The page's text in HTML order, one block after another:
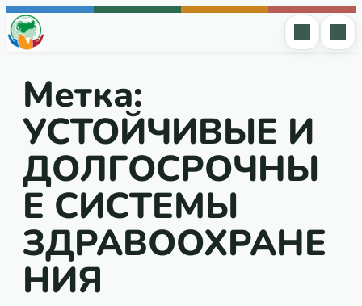
Перейти к содержимому
Метка:
УСТОЙЧИВЫЕ И
ДОЛГОСРОЧНЫ
Е СИСТЕМЫ
ЗДРАВООХРАНЕ
НИЯ